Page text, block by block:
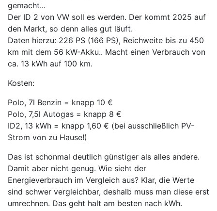
gemacht...
Der ID 2 von VW soll es werden. Der kommt 2025 auf
den Markt, so denn alles gut läuft.
Daten hierzu: 226 PS (166 PS), Reichweite bis zu 450
km mit dem 56 kW-Akku.. Macht einen Verbrauch von
ca. 13 kWh auf 100 km.
Kosten:
Polo, 7l Benzin = knapp 10 €
Polo, 7,5l Autogas = knapp 8 €
ID2, 13 kWh = knapp 1,60 € (bei ausschließlich PV-
Strom von zu Hause!)
Das ist schonmal deutlich günstiger als alles andere.
Damit aber nicht genug. Wie sieht der
Energieverbrauch im Vergleich aus? Klar, die Werte
sind schwer vergleichbar, deshalb muss man diese erst
umrechnen. Das geht halt am besten nach kWh.